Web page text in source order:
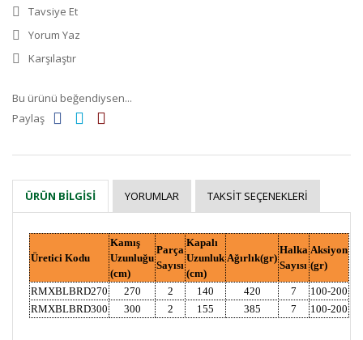
Tavsiye Et
Yorum Yaz
Karşılaştır
Bu ürünü beğendiysen...
Paylaş
ÜRÜN BILGISI YORUMLAR TAKSIT SEÇENEKLERI
Üretici Kodu
Kamış
Uzunluğu
(cm)
Parça
Sayısı
Kapalı
Uzunluk
(cm)
Ağırlık(gr)
Halka
Sayısı
Aksiyon
(gr)
RMXBLBRD270 270 2 140 420 7
100-200
RMXBLBRD300
300 2 155 385 7 100-200